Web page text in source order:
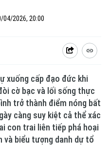
04/2026, 20:00
xuống cấp đạo đức khi
cờ bạc và lối sống thực
trở thành điểm nóng bất
càng suy kiệt cả thể xác
con trai liên tiếp phá hoại
và biểu tượng danh dự tổ